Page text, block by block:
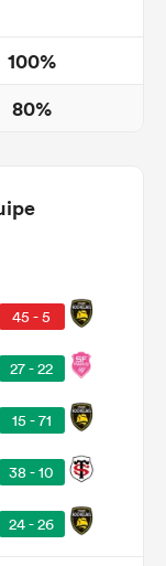
100%
80%
45 - 5
27 - 22
15 - 71
38 - 10
24 - 26